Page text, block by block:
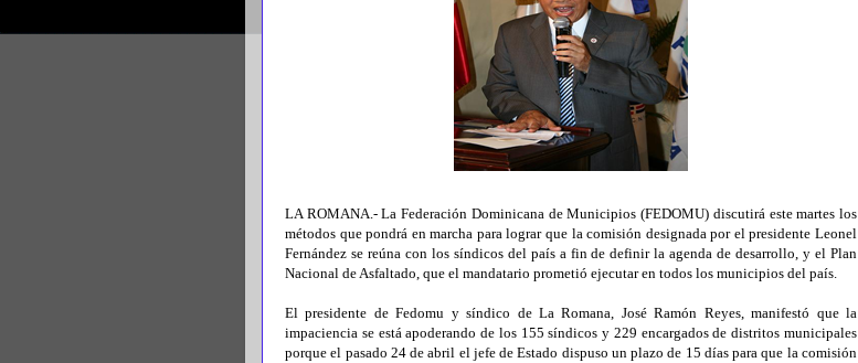
LA ROMANA.- La Federación Dominicana de Municipios (FEDOMU) discutirá este martes los
métodos que pondrá en marcha para lograr que la comisión designada por el presidente Leonel
Fernández se reúna con los síndicos del país a fin de definir la agenda de desarrollo, y el Plan
Nacional de Asfaltado, que el mandatario prometió ejecutar en todos los municipios del país.
El presidente de Fedomu y síndico de La Romana, José Ramón Reyes, manifestó que la
impaciencia se está apoderando de los 155 síndicos y 229 encargados de distritos municipales
porque el pasado 24 de abril el jefe de Estado dispuso un plazo de 15 días para que la comisión